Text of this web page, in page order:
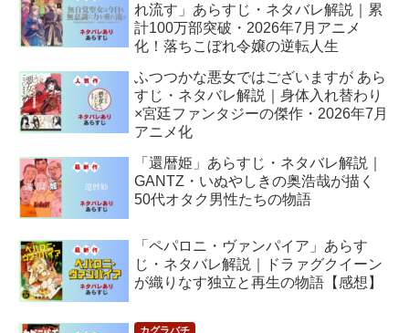
れ流す」あらすじ・ネタバレ解説｜累
計100万部突破・2026年7月アニメ
化！落ちこぼれ令嬢の逆転人生
ふつつかな悪女ではございますが あら
すじ・ネタバレ解説｜身体入れ替わり
×宮廷ファンタジーの傑作・2026年7月
アニメ化
「還暦姫」あらすじ・ネタバレ解説｜
GANTZ・いぬやしきの奥浩哉が描く
50代オタク男性たちの物語
「ペパロニ・ヴァンパイア」あらす
じ・ネタバレ解説｜ドラァグクイーン
が織りなす独立と再生の物語【感想】